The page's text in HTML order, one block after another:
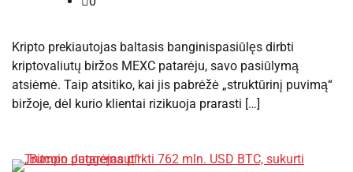
Kripto prekiautojas baltasis banginispasiūlęs dirbti
kriptovaliutų biržos MEXC patarėju, savo pasiūlymą
atsiėmė. Taip atsitiko, kai jis pabrėžė „struktūrinį puvimą“
biržoje, dėl kurio klientai rizikuoja prarasti […]